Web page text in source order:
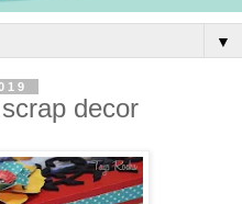
▼
decor